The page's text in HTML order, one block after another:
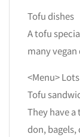
Tofu dishes
A tofu
many
<Menu>
Tofu
They have
don, bagels,